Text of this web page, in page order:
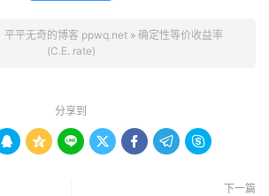
平平无奇的博客 ppwq.net» 确定性等价收益率
(C.E. rate)
分享到
      
下一篇